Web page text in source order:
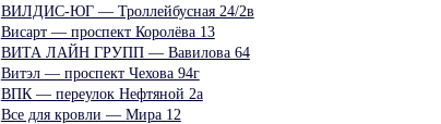
ВИЛДИС-ЮГ — Троллейбусная 24/2в
Висарт — проспект Королёва 13
ВИТА ЛАЙН ГРУПП — Вавилова 64
Витэл — проспект Чехова 94г
ВПК — переулок Нефтяной 2а
Все для кровли — Мира 12